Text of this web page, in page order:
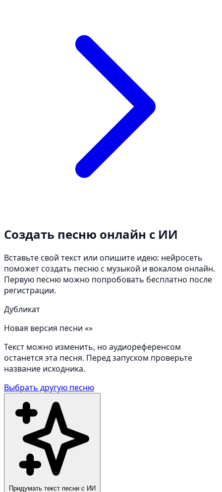
Создать песню онлайн с ИИ
Вставьте свой текст или опишите идею: нейросеть
поможет создать песню с музыкой и вокалом онлайн.
Первую песню можно попробовать бесплатно после
регистрации.
Дубликат
Новая версия песни «»
Текст можно изменить, но аудиореференсом
останется эта песня. Перед запуском проверьте
название исходника.
Выбрать другую песню
Придумать текст песни с ИИ